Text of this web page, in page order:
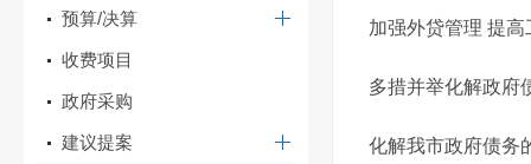
预算/决算
收费项目
政府采购
建议提案
加强外贷管理 提高
多措并举化解政府
化解我市政府债务